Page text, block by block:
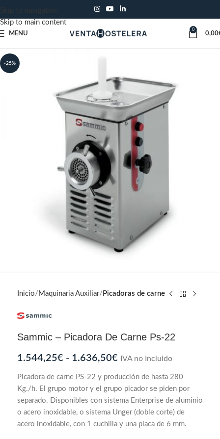
Skip to navigation
Skip to main content
MENU
0
0,00
-25%
Inicio Maquinaria Auxiliar Picadoras de carne
Sammic – Picadora De Carne Ps-22
1.544,25€ - 1.636,50€ IVA no Incluido
Picadora de carne PS-22 y producción de hasta 280
Kg./h. El grupo motor y el grupo picador se piden por
separado. Disponibles con sistema Enterprise de aluminio
o acero inoxidable, o sistema Unger (doble corte) de
acero inoxidable, con 1 cuchilla y una placa de 6 mm.